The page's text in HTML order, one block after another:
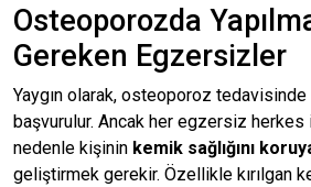
Osteoporozda
Gereken Egzersizler
Yaygın olarak, osteoporoz
başvurulur. Ancak her egzersiz
nedenle kişinin kemik sağlığını
geliştirmek gerekir. Özellikle kırılgan